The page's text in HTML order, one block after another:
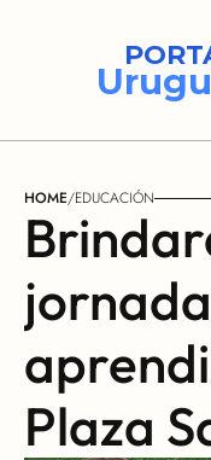
HOME/EDUCACIÓN
Plaza